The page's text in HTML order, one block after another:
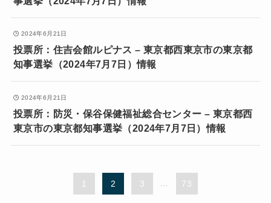
2024年6月21日
投票所：住吉会館ルピナス – 東京都西東京市の東京都
知事選挙（2024年7月7日）情報
2024年6月21日
投票所：防災・保谷保健福祉総合センター – 東京都西
東京市の東京都知事選挙（2024年7月7日）情報
1 2 3 73